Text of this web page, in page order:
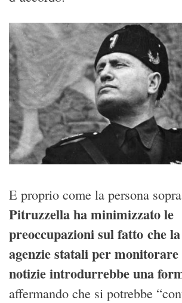
E proprio come la persona
Pitruzzella ha minimizzato le
preoccupazioni sul fatto che
agenzie statali per monitorare
notizie introdurrebbe una
affermando che si potrebbe